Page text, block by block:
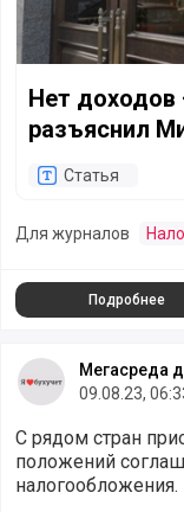
Нет доходов
разъяснил
Статья
Для журналов
Подробнее
Мегасреда
09.08.23,
С рядом стран
положений
налогообложения.